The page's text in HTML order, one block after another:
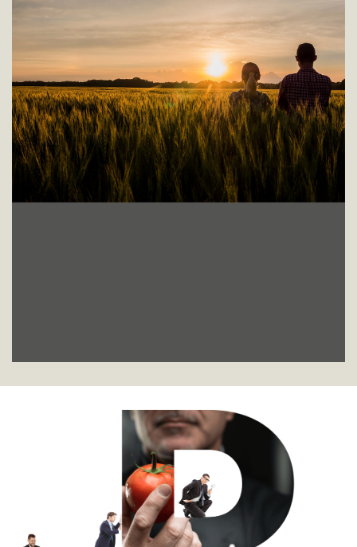
Satisfacer las necesidades de sus clientes a
través de la búsqueda de las mejores materias
primas, la innovación de las instalaciones y un
adecuado apoyo técnico, comercial y de
marketing. La búsqueda de la excelencia y la
mejora continua y la seriedad hacia nuestros
grupos de interés: desde los proveedores hasta
los clientes pasando por la valorización de todas
las personas y territorios que colaboran con
nosotros.
Vision
Convertirse en el punto de referencia por calidad
e innovación en la producción y selección
especialidades alimentarias destinadas al
de la restauración, creando valor para
nuestros accionistas.